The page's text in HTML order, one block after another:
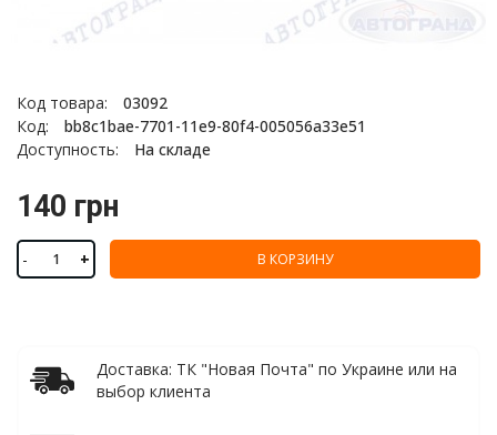
Код товара:
03092
Код:
bb8c1bae-7701-11e9-80f4-005056a33e51
Доступность:
На складе
140 грн
- + В КОРЗИНУ
Доставка: ТК "Новая Почта" по Украине или на
выбор клиента